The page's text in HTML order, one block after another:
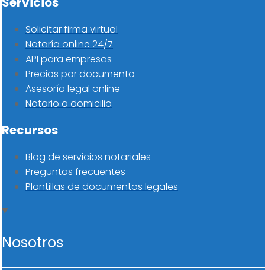
Solicitar firma virtual
Notaría online 24/7
API para empresas
Precios por documento
Asesoría legal online
Notario a domicilio
Recursos
Blog de servicios notariales
Preguntas frecuentes
Plantillas de documentos legales
Nosotros